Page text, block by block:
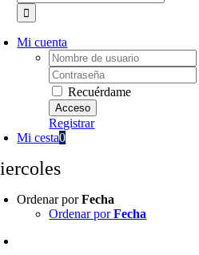
Mi cuenta
Username:
Password:
Recuérdame
Registrar
Mi cesta0
Ordenar porFecha
Ordenar porFecha